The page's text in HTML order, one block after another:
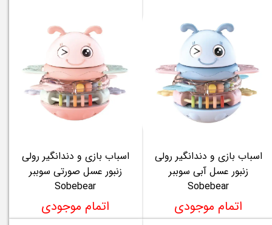
اسباب بازی و دندانگیر رولی
زنبور عسل آبی سوببر
Sobebear
اتمام موجودی
اسباب بازی و دندانگیر رولی
زنبور عسل صورتی سوببر
Sobebear
اتمام موجودی